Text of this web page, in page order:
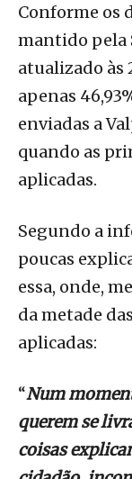
Conforme os
mantido pela
atualizado às
apenas
enviadas a
quando as
aplicadas.
Segundo a
poucas
essa, onde,
da metade
aplicadas:
“Num
querem se
coisas